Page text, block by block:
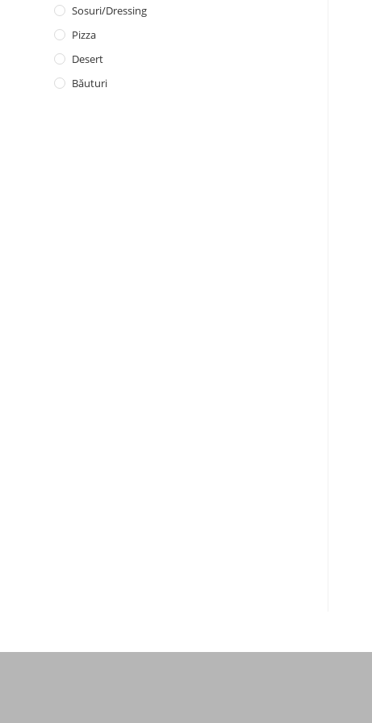
Sosuri/dressing
Pizza
Desert
Băuturi